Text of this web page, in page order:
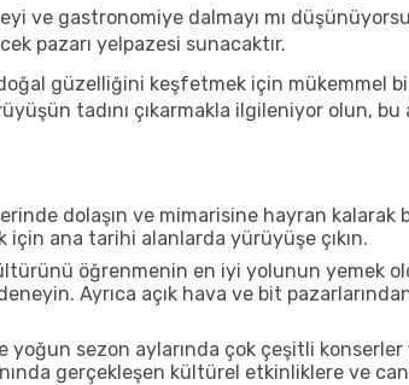
ve gastronomiye dalmayı mı
pazarı yelpazesi sunacaktır.
güzelliğini keşfetmek için mükemmel
tadını çıkarmakla ilgileniyor olun,
dolaşın ve mimarisine hayran
için ana tarihi alanlarda yürüyüşe çıkın.
öğrenmenin en iyi yolunun yemek
Ayrıca açık hava ve bit
yoğun sezon aylarında çok çeşitli
gerçekleşen kültürel etkinliklere ve